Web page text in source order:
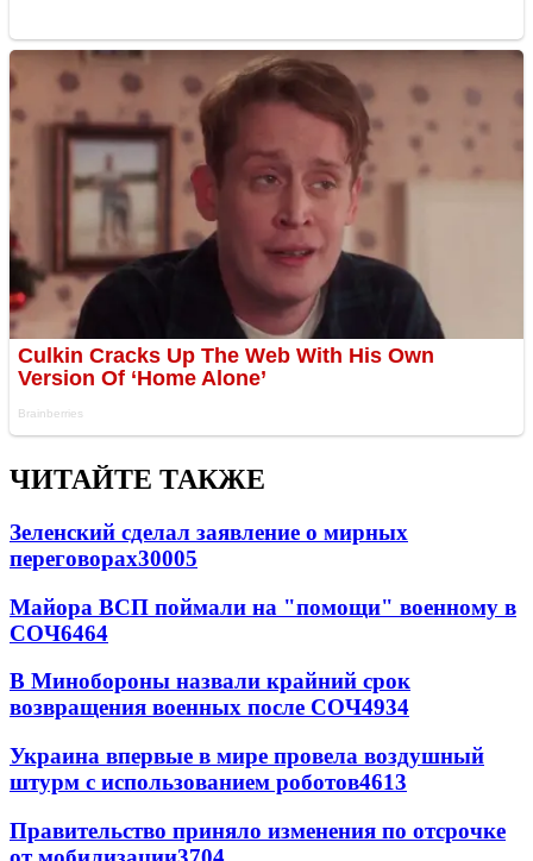
ЧИТАЙТЕ ТАКЖЕ
Зеленский сделал заявление о мирных
переговорах30005
Майора ВСП поймали на "помощи" военному в
СОЧ6464
В Минобороны назвали крайний срок
возвращения военных после СОЧ4934
Украина впервые в мире провела воздушный
штурм с использованием роботов4613
Правительство приняло изменения по отсрочке